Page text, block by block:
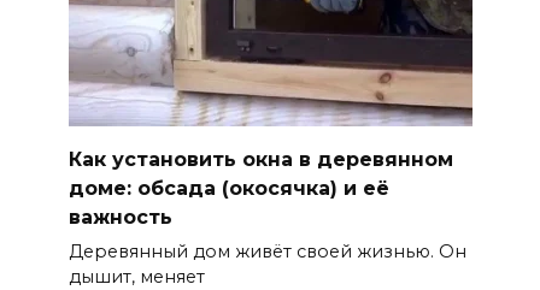
Как установить окна в деревянном
доме: обсада (окосячка) и её
важность
Деревянный дом живёт своей жизнью. Он
дышит, меняет